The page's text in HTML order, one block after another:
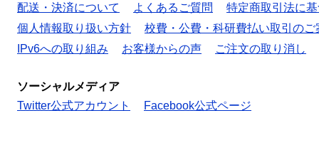
配送・決済について
よくあるご質問
特定商取引法に
個人情報取り扱い方針
校費・公費・科研費払い取引のご
IPv6への取り組み
お客様からの声 ご注文の取り消し
ソーシャルメディア
Twitter公式アカウント
Facebook公式ページ